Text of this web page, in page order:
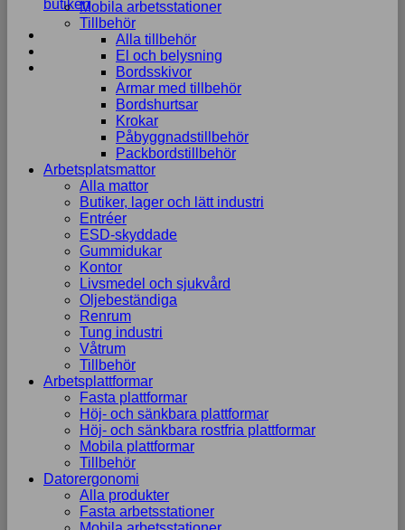
butikenMobila arbetsstationer
Tillbehör
Alla tillbehör
El och belysning
Bordsskivor
Armar med tillbehör
Bordshurtsar
Krokar
Påbyggnadstillbehör
Packbordstillbehör
Arbetsplatsmattor
Alla mattor
Butiker, lager och lätt industri
Entréer
ESD-skyddade
Gummidukar
Kontor
Livsmedel och sjukvård
Oljebeständiga
Renrum
Tung industri
Våtrum
Tillbehör
Arbetsplattformar
Fasta plattformar
Höj- och sänkbara plattformar
Höj- och sänkbara rostfria plattformar
Mobila plattformar
Tillbehör
Datorergonomi
Alla produkter
Fasta arbetsstationer